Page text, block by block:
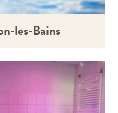
les-Bains